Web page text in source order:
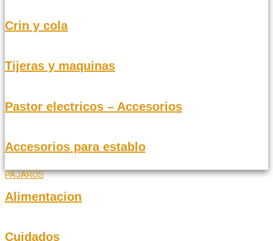
Crin y cola
Tijeras y maquinas
Pastor electricos – Accesorios
Accesorios para establo
PAJAROS
Alimentacion
Cuidados